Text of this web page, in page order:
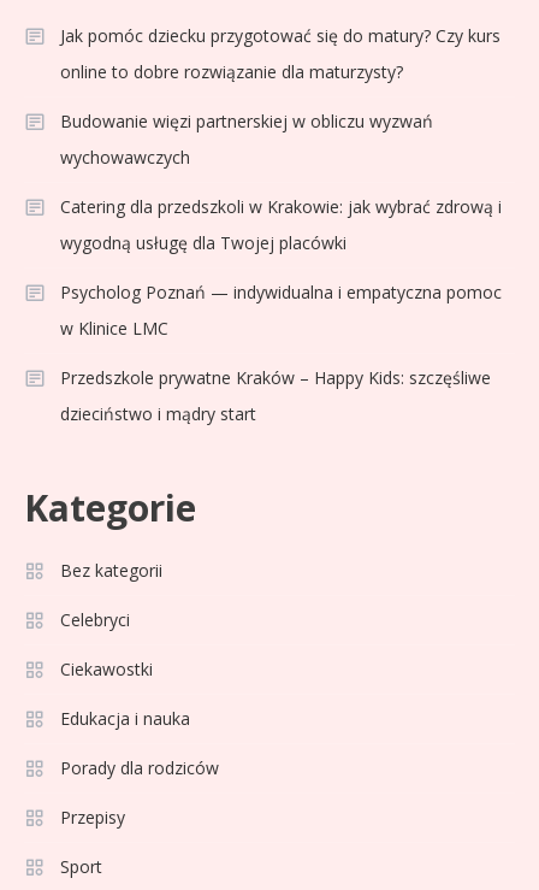
Jak pomóc dziecku przygotować się do matury? Czy kurs
online to dobre rozwiązanie dla maturzysty?
Budowanie więzi partnerskiej w obliczu wyzwań
wychowawczych
Catering dla przedszkoli w Krakowie: jak wybrać zdrową i
wygodną usługę dla Twojej placówki
Psycholog Poznań — indywidualna i empatyczna pomoc
w Klinice LMC
Przedszkole prywatne Kraków – Happy Kids: szczęśliwe
dzieciństwo i mądry start
Kategorie
Bez kategorii
Celebryci
Ciekawostki
Edukacja i nauka
Porady dla rodziców
Przepisy
Sport
Jagiellonia Białystok rankingi w
PKO BP Ekstraklasie: analiza
formy i statystyk
4 Sport
La Liga rankingi: Tabela,
strzelców Primera División
pozycji w Ekstraklasie,
pozycji w Ekstraklasie i
Jak pomóc dziecku przygotować